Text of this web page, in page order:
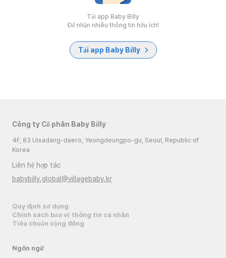
Tải app Baby Billy
Để nhận nhiều thông tin hữu ích!
Tải app Baby Billy
Công ty Cổ phần Baby Billy
4F, 83 Uisadang-daero, Yeongdeungpo-gu, Seoul, Republic of
Korea
Liên hệ hợp tác
babybilly.global@villagebaby.kr
Quy định sử dụng
Chính sách bảo vệ thông tin cá nhân
Tiêu chuẩn cộng đồng
Ngôn ngữ